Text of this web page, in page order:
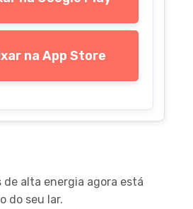
na App Store
alta energia agora está
do seu lar.